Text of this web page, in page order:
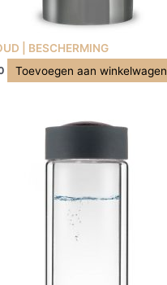
| BESCHERMING
Toevoegen aan winkelwagen